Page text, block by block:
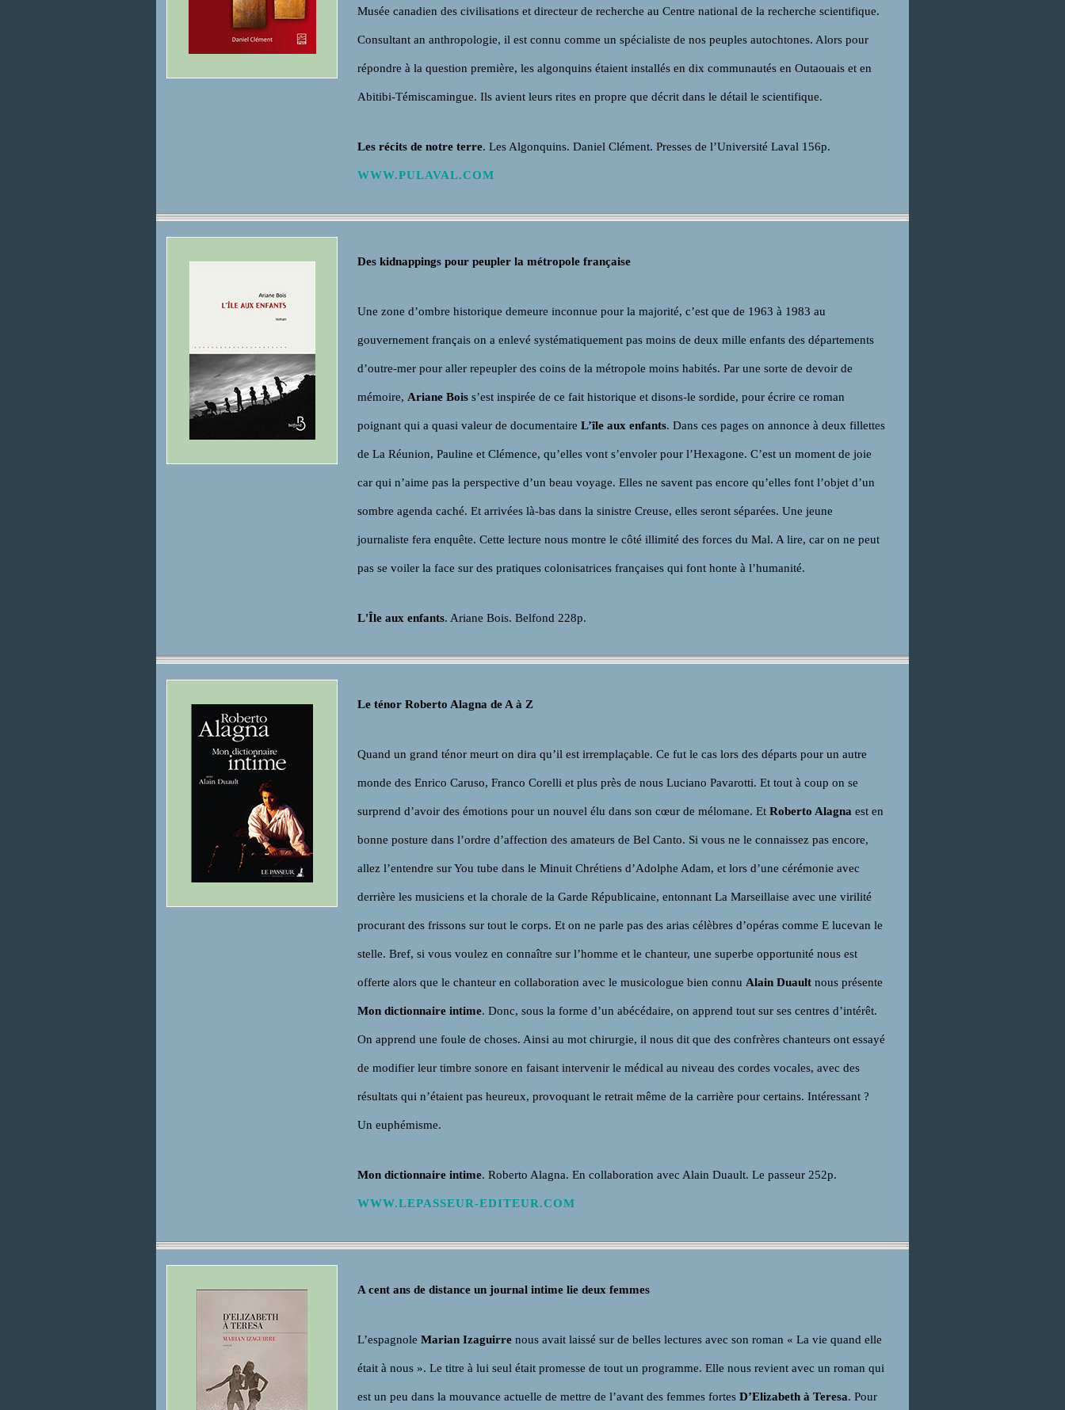
Musée canadien des civilisations et directeur de recherche au Centre national de la recherche scientifique.
Consultant an anthropologie, il est connu comme un spécialiste de nos peuples autochtones. Alors pour
répondre à la question première, les algonquins étaient installés en dix communautés en Outaouais et en
Abitibi-Témiscamingue. Ils avient leurs rites en propre que décrit dans le détail le scientifique.
Les récits de notre terre. Les Algonquins. Daniel Clément. Presses de l’Université Laval 156p.
WWW.PULAVAL.COM
Des kidnappings pour peupler la métropole française
Une zone d’ombre historique demeure inconnue pour la majorité, c’est que de 1963 à 1983 au
gouvernement français on a enlevé systématiquement pas moins de deux mille enfants des départements
d’outre-mer pour aller repeupler des coins de la métropole moins habités. Par une sorte de devoir de
mémoire, Ariane Bois s’est inspirée de ce fait historique et disons-le sordide, pour écrire ce roman
poignant qui a quasi valeur de documentaire L’île aux enfants. Dans ces pages on annonce à deux fillettes
de La Réunion, Pauline et Clémence, qu’elles vont s’envoler pour l’Hexagone. C’est un moment de joie
car qui n’aime pas la perspective d’un beau voyage. Elles ne savent pas encore qu’elles font l’objet d’un
sombre agenda caché. Et arrivées là-bas dans la sinistre Creuse, elles seront séparées. Une jeune
journaliste fera enquête. Cette lecture nous montre le côté illimité des forces du Mal. A lire, car on ne peut
pas se voiler la face sur des pratiques colonisatrices françaises qui font honte à l’humanité.
L'Île aux enfants. Ariane Bois. Belfond 228p.
Le ténor Roberto Alagna de A à Z
Quand un grand ténor meurt on dira qu’il est irremplaçable. Ce fut le cas lors des départs pour un autre
monde des Enrico Caruso, Franco Corelli et plus près de nous Luciano Pavarotti. Et tout à coup on se
surprend d’avoir des émotions pour un nouvel élu dans son cœur de mélomane. Et Roberto Alagna est en
bonne posture dans l’ordre d’affection des amateurs de Bel Canto. Si vous ne le connaissez pas encore,
allez l’entendre sur You tube dans le Minuit Chrétiens d’Adolphe Adam, et lors d’une cérémonie avec
derrière les musiciens et la chorale de la Garde Républicaine, entonnant La Marseillaise avec une virilité
procurant des frissons sur tout le corps. Et on ne parle pas des arias célèbres d’opéras comme E lucevan le
stelle. Bref, si vous voulez en connaître sur l’homme et le chanteur, une superbe opportunité nous est
offerte alors que le chanteur en collaboration avec le musicologue bien connu Alain Duault nous présente
Mon dictionnaire intime. Donc, sous la forme d’un abécédaire, on apprend tout sur ses centres d’intérêt.
On apprend une foule de choses. Ainsi au mot chirurgie, il nous dit que des confrères chanteurs ont essayé
de modifier leur timbre sonore en faisant intervenir le médical au niveau des cordes vocales, avec des
résultats qui n’étaient pas heureux, provoquant le retrait même de la carrière pour certains. Intéressant ?
Un euphémisme.
Mon dictionnaire intime. Roberto Alagna. En collaboration avec Alain Duault. Le passeur 252p.
WWW.LEPASSEUR-EDITEUR.COM
A cent ans de distance un journal intime lie deux femmes
L’espagnole Marian Izaguirre nous avait laissé sur de belles lectures avec son roman « La vie quand elle
était à nous ». Le titre à lui seul était promesse de tout un programme. Elle nous revient avec un roman qui
est un peu dans la mouvance actuelle de mettre de l’avant des femmes fortes D’Elizabeth à Teresa. Pour